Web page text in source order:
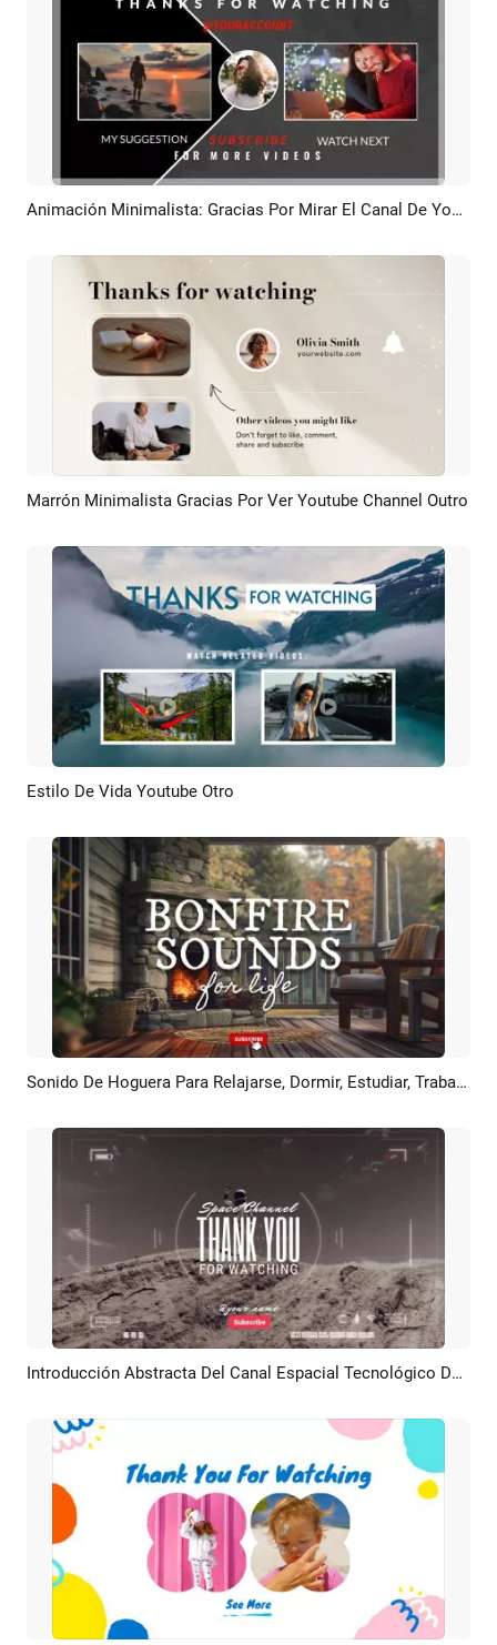
Previsualizar Crear IA Animación Minimalista: Gracias Por Mirar El Canal De YouTube, Suscríbete Al Final
Previsualizar Crear IA
Marrón Minimalista Gracias Por Ver Youtube Channel Outro
Previsualizar
Estilo De Vida Youtube Otro
Previsualizar Crear IA Sonido De Hoguera Para Relajarse, Dormir, Estudiar, Trabajar, Música, Ruido Blanco, Canal De Youtube, Introducción Y Salida
Previsualizar Crear IA Introducción Abstracta Del Canal Espacial Tecnológico De Youtube Gracias Por Ver La Final